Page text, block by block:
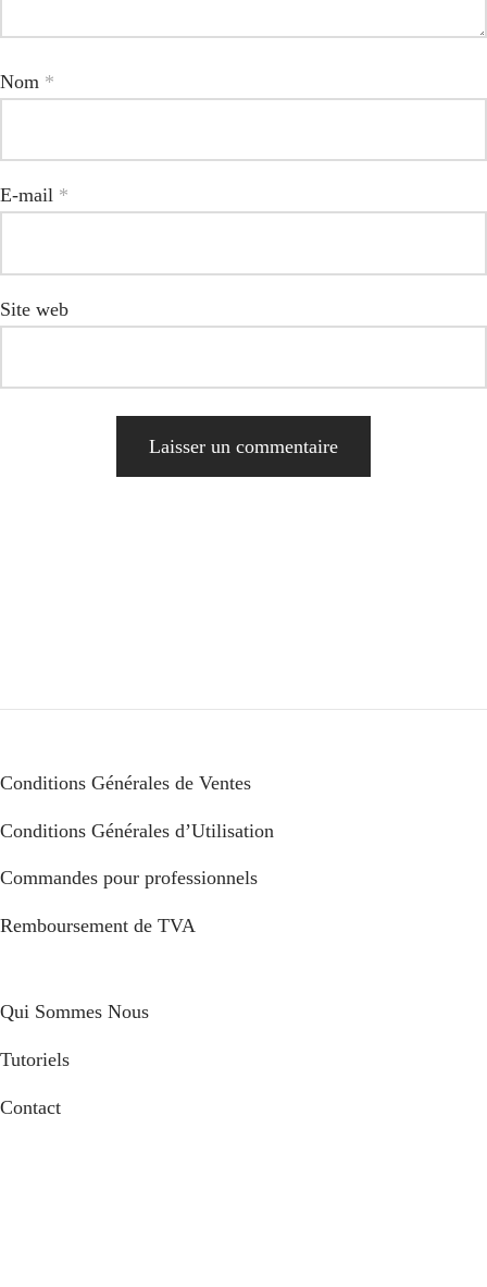
Nom *
E-mail *
Site web
Conditions Générales de Ventes
Conditions Générales d’Utilisation
Commandes pour professionnels
Remboursement de TVA
Qui Sommes Nous
Tutoriels
Contact